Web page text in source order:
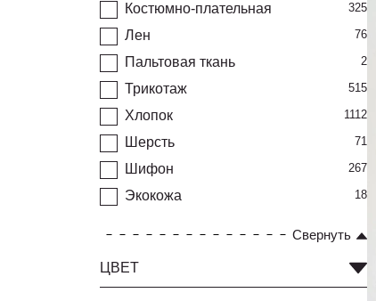
Костюмно-плательная 325
Лен 76
Пальтовая ткань 2
Трикотаж 515
Хлопок 1112
Шерсть 71
Шифон 267
Экокожа 18
Свернуть
ЦВЕТ